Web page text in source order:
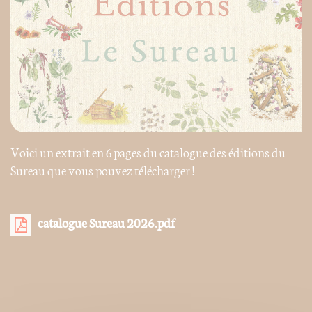
Voici un extrait en 6 pages du catalogue des éditions du
Sureau que vous pouvez télécharger !
catalogue Sureau 2026.pdf